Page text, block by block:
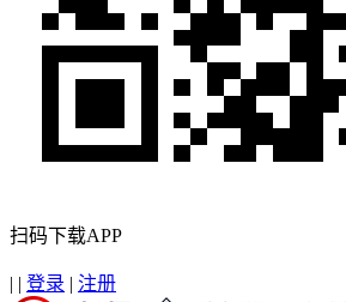
扫码下载APP
| | 登录 | 注册